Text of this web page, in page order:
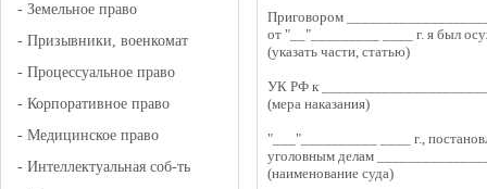
- Земельное право
- Призывники, военкомат
- Процессуальное право
- Корпоративное право
- Медицинское право
- Интеллектуальная соб-ть
Приговором
от "__"_________ ____ г. я был
(указать части, статью)
УК РФ к
(мера наказания)
"___"__________ ____ г.,
уголовным делам
(наименование суда)